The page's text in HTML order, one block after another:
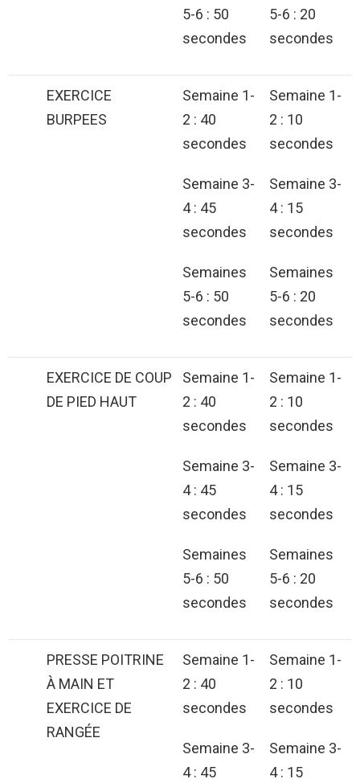
5-6 : 50
secondes
5-6 : 20
secondes
EXERCICE
BURPEES
Semaine 1-
2 : 40
secondes
Semaine 3-
4 : 45
secondes
Semaines
5-6 : 50
secondes
Semaine 1-
2 : 10
secondes
Semaine 3-
4 : 15
secondes
Semaines
5-6 : 20
secondes
EXERCICE DE COUP
DE PIED HAUT
Semaine 1-
2 : 40
secondes
Semaine 3-
4 : 45
secondes
Semaines
5-6 : 50
secondes
Semaine 1-
2 : 10
secondes
Semaine 3-
4 : 15
secondes
Semaines
5-6 : 20
secondes
PRESSE POITRINE
À MAIN ET
EXERCICE DE
RANGÉE
Semaine 1-
2 : 40
secondes
Semaine 3-
4 : 45
Semaine 1-
2 : 10
secondes
Semaine 3-
4 : 15